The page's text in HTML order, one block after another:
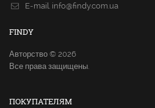
E-mail. info@findy.com.ua
FINDY
Авторство © 2026
Все права защищены.
ПОКУПАТЕЛЯМ